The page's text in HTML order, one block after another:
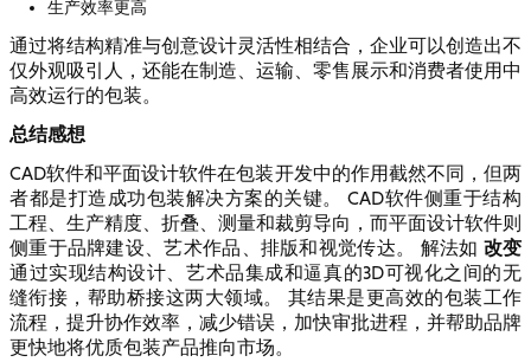
生产效率更高
通过将结构精准与创意设计灵活性相结合，企业可以创造出不
仅外观吸引人，还能在制造、运输、零售展示和消费者使用中
高效运行的包装。
总结感想
CAD软件和平面设计软件在包装开发中的作用截然不同，但两
者都是打造成功包装解决方案的关键。 CAD软件侧重于结构
工程、生产精度、折叠、测量和裁剪导向，而平面设计软件则
侧重于品牌建设、艺术作品、排版和视觉传达。 解法如 改变
通过实现结构设计、艺术品集成和逼真的3D可视化之间的无
缝衔接，帮助桥接这两大领域。 其结果是更高效的包装工作
流程，提升协作效率，减少错误，加快审批进程，并帮助品牌
更快地将优质包装产品推向市场。